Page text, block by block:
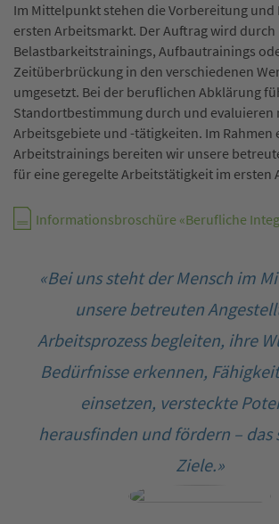
Im Mittelpunkt stehen die Vorbereitung
ersten Arbeitsmarkt. Der Auftrag wird durch
Belastbarkeitstrainings, Aufbautrainings
Zeitüberbrückung in den verschiedenen
umgesetzt. Bei der beruflichen Abklärung
Standortbestimmung durch und evaluieren
Arbeitsgebiete und -tätigkeiten. Im Rahmen
Arbeitstrainings bereiten wir unsere
für eine geregelte Arbeitstätigkeit im ersten
Informationsbroschüre «Berufliche
«Bei uns steht der Mensch im
unsere betreuten
Arbeitsprozess begleiten, ihre
Bedürfnisse erkennen,
einsetzen, versteckte
herausfinden und fördern – das
Ziele.»